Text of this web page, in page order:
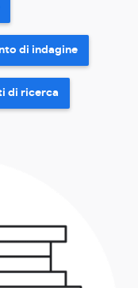
di indagine
di ricerca